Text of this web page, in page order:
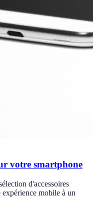
votre smartphone
d'accessoires
mobile à un